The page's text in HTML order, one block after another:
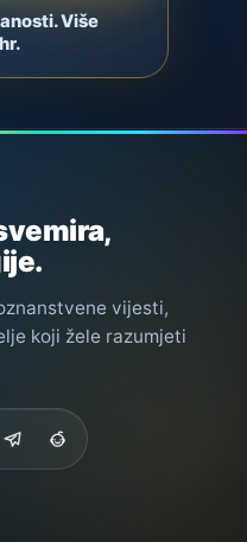
Više
vijesti,
koji žele razumjeti